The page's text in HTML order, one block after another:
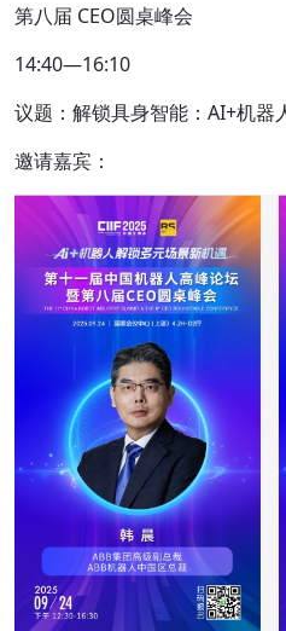
第八届 CEO圆桌峰会
14:40—16:10
议题：解锁具身智能：AI+机器
邀请嘉宾：